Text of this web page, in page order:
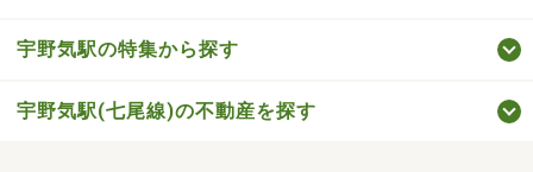
宇野気駅の特集から探す
宇野気駅(七尾線)の不動産を探す